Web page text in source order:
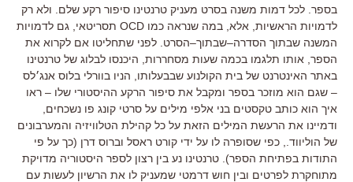
בספר לכל דמות משנה בסרט מעניק טרנטינו סיפור רקע שלם
ולא רק
לדמויות הראשיות אלא במה שנראה כמו OCD תסריטאי גם לדמויות
המשנה שבתוך הסדרה–שבתוך–הסרט לפני שתחליטו אם לקרוא את
הספר אותו תלגמו בכמה שעות מסחררות היכנסו לבלוג של טרנטינו
באתר האינטרנט של בית הקולנוע שבבעלותו
הניו בוורלי בלוס אנג׳לס
– שגם הוא מוזכר בספר ומקבל את סיפור הרקע ההיסטורי שלו – ראו
איך הוא כותב טקסטים בני אלפי מילים על סרטי קונג פו נשכחים
ודמיינו את הרעשת המילים הזאת על כל קהילת הטלוויזיה והמערבונים
של הוליווד ., כפי שסופרה לו על ידי קורט ראסל וברוס דרן (כך על פי
התודות בפתיחת הספר). טרנטינו נע בין רצון לספר היסטוריה מדויקת
מתוחקרת לפרטים ובין חוש דרמטי שמעניק לו את הרשיון לעשות עם